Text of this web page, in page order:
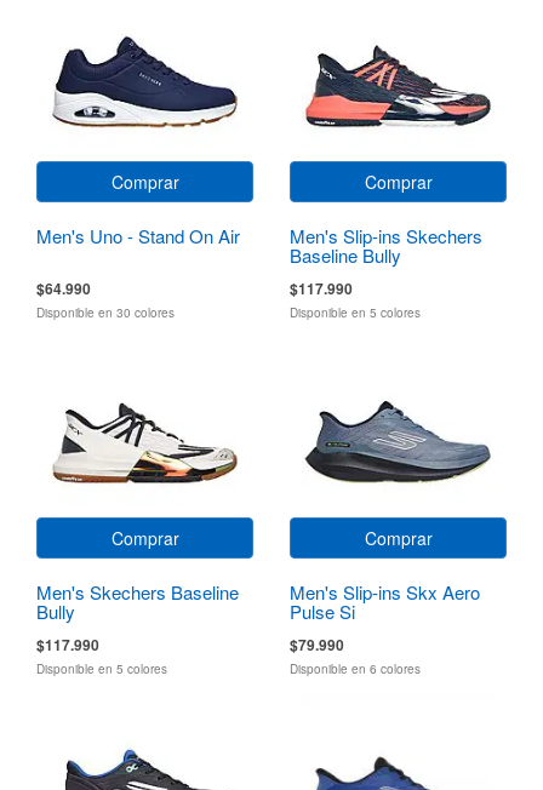
Comprar
Men's Uno - Stand On Air
$64.990
Disponible en 30 colores
Comprar
Men's Slip-ins Skechers
Baseline Bully
$117.990
Disponible en 5 colores
Comprar
Men's Skechers Baseline
Bully
$117.990
Disponible en 5 colores
Comprar
Men's Slip-ins Skx Aero
Pulse Si
$79.990
Disponible en 6 colores